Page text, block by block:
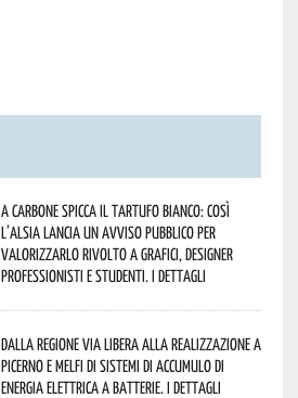
A Carbone spicca il tartufo bianco: così
l’Alsia lancia un avviso pubblico per
valorizzarlo rivolto a grafici, designer
professionisti e studenti. I dettagli
Dalla Regione via libera alla realizzazione a
Picerno e Melfi di sistemi di accumulo di
energia elettrica a batterie. I dettagli